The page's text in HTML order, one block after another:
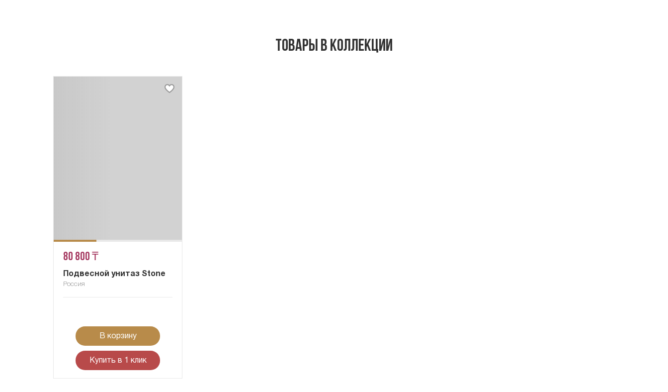
Товары в коллекции
80 800 ₸
Подвесной унитаз Stone
Россия
В корзину
Купить в 1 клик